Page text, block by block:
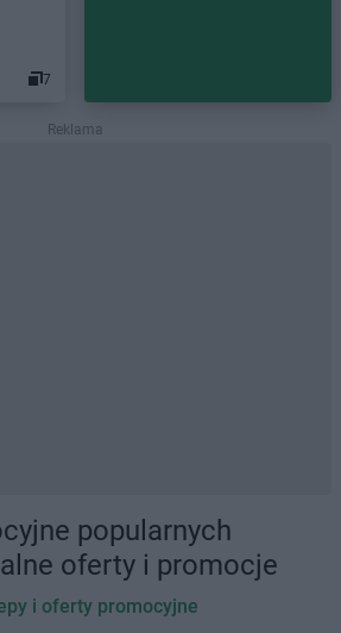
7
Reklama
popularnych
oferty i promocje
i oferty promocyjne